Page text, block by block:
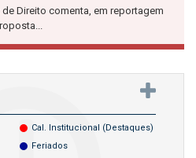
Direito comenta, em reportagem
Cal. Institucional (destaques)
Feriados